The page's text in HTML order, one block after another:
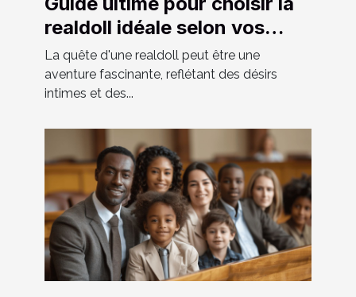
realdoll idéale selon vos
préférences
La quête d'une realdoll peut être une
aventure fascinante, reflétant des désirs
intimes et des...